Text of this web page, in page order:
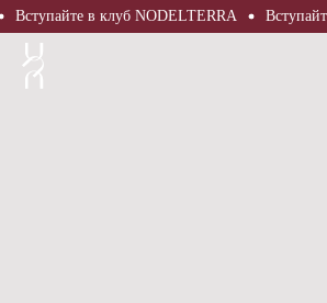
в клуб NODELTERRA Вступайте